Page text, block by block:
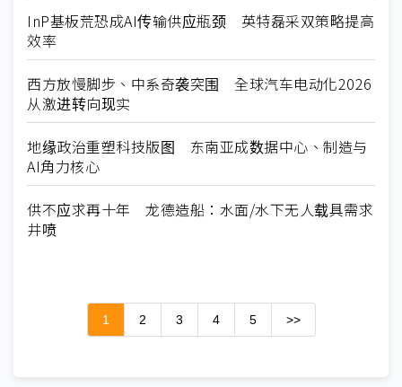
InP基板荒恐成AI传输供应瓶颈 英特磊采双策略提高
效率
西方放慢脚步、中系奇袭突围 全球汽车电动化2026
从激进转向现实
地缘政治重塑科技版图 东南亚成数据中心、制造与
AI角力核心
供不应求再十年 龙德造船：水面/水下无人载具需求
井喷
1 2 3 4 5 >>